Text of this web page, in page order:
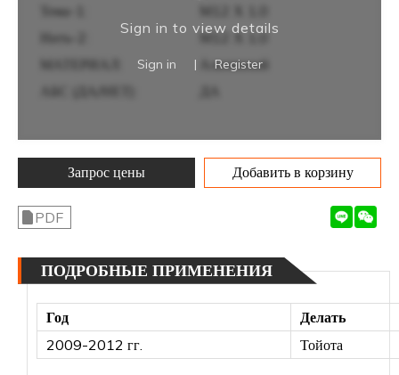
Тема-1:
М12 Х 1,0
Нить-2:
М12 Х 1,0
МАТЕРИАЛ:
Алюминий
Sign in to view details
Sign in | Register
Запрос цены Добавить в корзину
PDF
ПОДРОБНЫЕ ПРИМЕНЕНИЯ
Год
Делать
2009-2012 гг.
Тойота